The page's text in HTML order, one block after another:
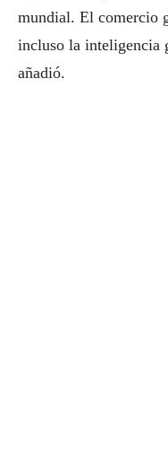
mundial. El comercio
incluso la inteligencia
añadió.